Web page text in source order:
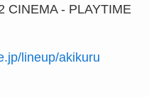
CINEMA ‐ PLAYTIME
lineup/akikuru